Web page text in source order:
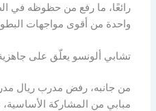
رائعًا، ما رفع من حظوظه في
واحدة من أقوى مواجهات
تشابي ألونسو يعلّق على
من جانبه، رفض مدرب ريال
مبابي من المشاركة الأساسية،